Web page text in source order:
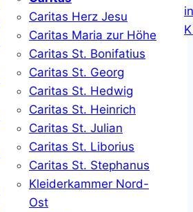
Caritas Herz Jesu
Caritas Maria zur Höhe
Caritas St. Bonifatius
Caritas St. Georg
Caritas St. Hedwig
Caritas St. Heinrich
Caritas St. Julian
Caritas St. Liborius
Caritas St. Stephanus
Kleiderkammer Nord-
Ost